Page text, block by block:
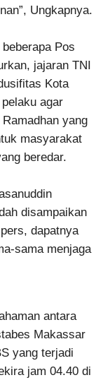
Ungkapnya.
Pos
jajaran TNI
Kota
agar
yang
masyarakat
beredar.
disampaikan
dapatnya
sama menjaga
antara
Makassar
yang terjadi
jam 04.40 di